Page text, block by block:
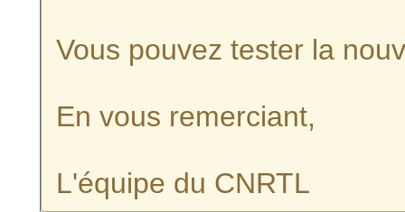
Vous pouvez tester la
En vous remerciant,
L'équipe du CNRTL